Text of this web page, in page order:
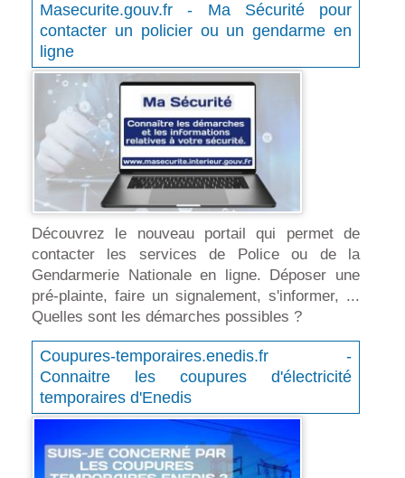
Masecurite.gouv.fr - Ma Sécurité pour
contacter un policier ou un gendarme en
ligne
Découvrez le nouveau portail qui permet de
contacter les services de Police ou de la
Gendarmerie Nationale en ligne. Déposer une
pré-plainte, faire un signalement, s'informer, ...
Quelles sont les démarches possibles ?
Coupures-temporaires.enedis.fr -
Connaitre les coupures d'électricité
temporaires d'Enedis